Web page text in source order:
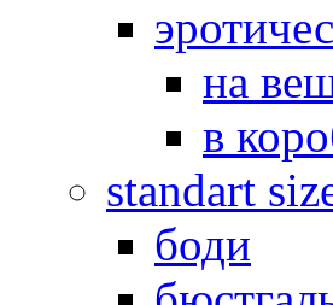
на
в
standart
боди